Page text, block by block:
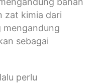
zat kimia dari
mengandung
sebagai
perlu